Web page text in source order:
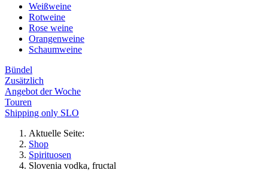
Weißweine
Rotweine
Rose weine
Orangenweine
Schaumweine
Bündel
Zusätzlich
Angebot der Woche
Touren
Shipping only SLO
Aktuelle Seite:
Shop
Spirituosen
Slovenia vodka, fructal